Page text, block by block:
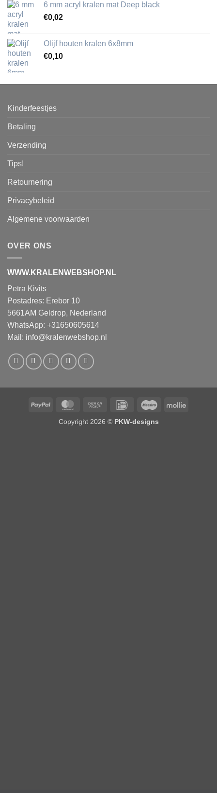
6 mm acryl kralen mat Deep black
€0,02
Olijf houten kralen 6x8mm
€0,10
Kinderfeestjes
Betaling
Verzending
Tips!
Retournering
Privacybeleid
Algemene voorwaarden
OVER ONS
WWW.KRALENWEBSHOP.NL
Petra Kivits
Postadres: Erebor 10
5661AM Geldrop, Nederland
WhatsApp: +31650605614
Mail: info@kralenwebshop.nl
PayPal MasterCardCash
Pickup
IDeal Maestro Mollie
Copyright 2026 © PKW-designs